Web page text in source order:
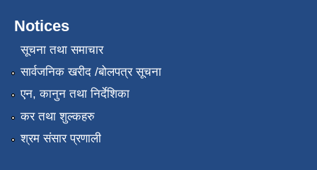
Notices
सूचना तथा समाचार
सार्वजनिक खरीद /बोलपत्र सूचना
एन, कानुन तथा निर्देशिका
कर तथा शुल्कहरु
श्रम संसार प्रणाली